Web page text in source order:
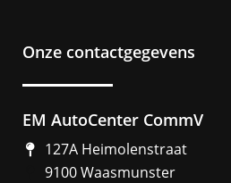
Onze contactgegevens
EM AutoCenter CommV
127A Heimolenstraat
9100 Waasmunster